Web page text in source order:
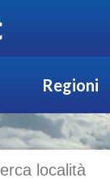
Regioni